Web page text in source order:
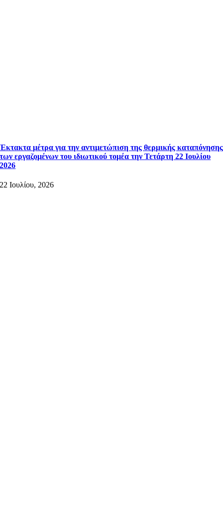
Έκτακτα μέτρα για την αντιμετώπιση της θερμικής καταπόνησης
των εργαζομένων του ιδιωτικού τομέα την Τετάρτη 22 Ιουλίου
2026
22 Ιουλίου, 2026